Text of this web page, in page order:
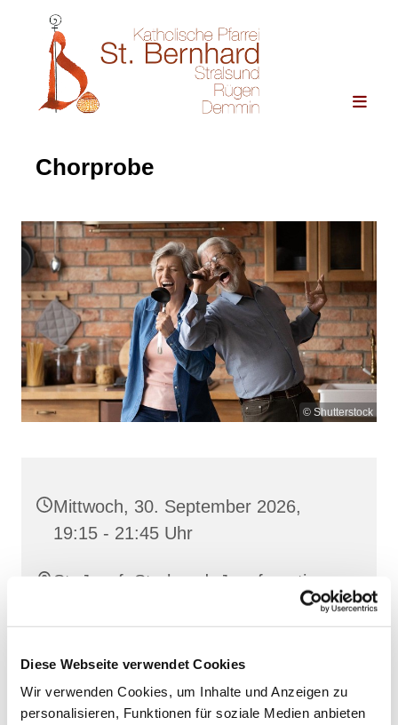
Diese Webseite verwendet Cookies
Wir verwenden Cookies, um Inhalte und Anzeigen zu
personalisieren, Funktionen für soziale Medien anbieten
Chorprobe
© Shutterstock
Mittwoch, 30. September 2026,
19:15 - 21:45 Uhr
St. Josef, Stralsund, Jungfernstieg